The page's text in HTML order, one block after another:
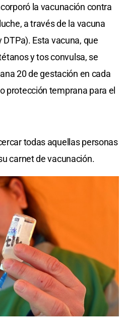
la vacunación contra
a través de la vacuna
Esta vacuna, que
y tos convulsa, se
20 de gestación en cada
protección temprana para el
todas aquellas personas
carnet de vacunación.